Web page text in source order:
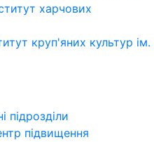
харчових
круп'яних культур ім.
підрозділи
підвищення